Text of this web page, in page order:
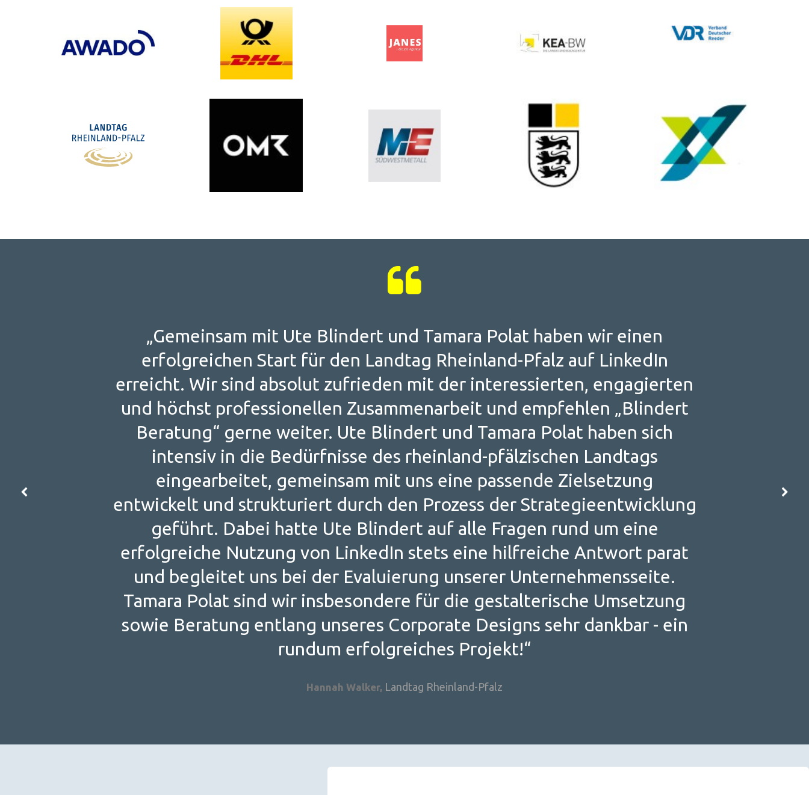
„Gemeinsam mit Ute Blindert und Tamara Polat haben wir einen
erfolgreichen Start für den Landtag Rheinland-Pfalz auf LinkedIn
erreicht. Wir sind absolut zufrieden mit der interessierten, engagierten
und höchst professionellen Zusammenarbeit und empfehlen „Blindert
Beratung“ gerne weiter. Ute Blindert und Tamara Polat haben sich
intensiv in die Bedürfnisse des rheinland-pfälzischen Landtags
eingearbeitet, gemeinsam mit uns eine passende Zielsetzung
entwickelt und strukturiert durch den Prozess der Strategieentwicklung
geführt. Dabei hatte Ute Blindert auf alle Fragen rund um eine
erfolgreiche Nutzung von LinkedIn stets eine hilfreiche Antwort parat
und begleitet uns bei der Evaluierung unserer Unternehmensseite.
Tamara Polat sind wir insbesondere für die gestalterische Umsetzung
sowie Beratung entlang unseres Corporate Designs sehr dankbar - ein
rundum erfolgreiches Projekt!“
Hannah Walker, Landtag Rheinland-Pfalz